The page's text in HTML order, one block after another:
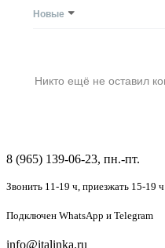
Новые
Никто ещё не оставил
8 (965) 139-06-23, пн.-пт.
Звонить 11-19 ч, приезжать 15-19 ч
Подключен WhatsApp и Telegram
info@italinka.ru